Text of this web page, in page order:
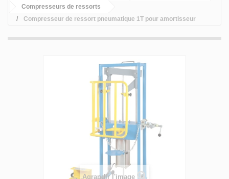
Compresseurs de ressorts
Compresseur de ressort pneumatique 1T pour amortisseur
Agrandir l'image